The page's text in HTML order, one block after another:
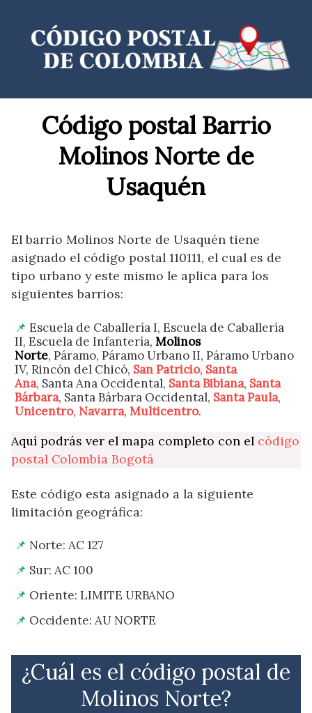
contenido
Código postal Barrio
Molinos Norte de
Usaquén
El barrio Molinos Norte de Usaquén tiene
asignado el código postal 110111, el cual es de
tipo urbano y este mismo le aplica para los
siguientes barrios:
Escuela de Caballería I, Escuela de Caballería
II, Escuela de Infantería, Molinos
Norte, Páramo, Páramo Urbano II, Páramo Urbano
IV, Rincón del Chicó, San Patricio, Santa
Ana, Santa Ana Occidental, Santa Bibiana, Santa
Bárbara, Santa Bárbara Occidental, Santa Paula,
Unicentro, Navarra, Multicentro.
Aquí podrás ver el mapa completo con el código
postal Colombia Bogotá
Este código esta asignado a la siguiente
limitación geográfica:
Norte: AC 127
Sur: AC 100
Oriente: LIMITE URBANO
Occidente: AU NORTE
¿Cuál es el código postal de
Molinos Norte?